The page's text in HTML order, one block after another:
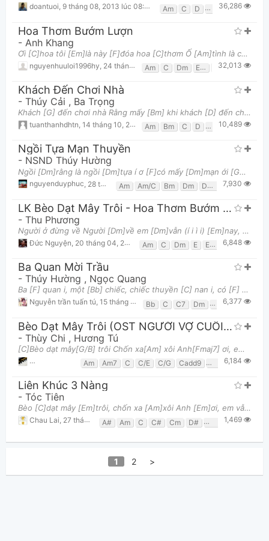
doantuoi, 9 tháng 08, 2013 lúc 08:00am Am C D G 36,286
Hoa Thơm Bướm Lượn
- Anh Khang
Ơi [C]hoa tôi [Em]là này [F]đóa hoa [C]thơm Ố [Am]tình là con bướm [G]lượn Ố [F]tình là con bướm [
nguyenhuuloi1996hy 24 tháng 02, 2017 lúc 07:04pm Am C Dm Em G
32,013
Khách Đến Chơi Nhà
- Thúy Cải , Ba Trọng
Khách [G] đến chơi nhà Rằng mấy [Bm] khi khách [D] đến chơi [G] nhà Hát lời rót [C] xuống chén trà m
tuanthanhdhtn 14 tháng 10, 2015 lúc 06:56pm Am Bm C D Em G
10,489
Ngồi Tựa Mạn Thuyền
- NSND Thúy Hường
Ngồi [Dm]rằng là ngồi [Dm]tựa í ơ [F]có mấy [Dm]mạn ới [Gm]ơ [Dm]thuyền là ngồi [F]tựa có a mạn [Dm
nguyenduyphuc 28 tháng 12, 2019 lúc 12:12am Am Am/C Bm Dm Dm7 Em7 F
7,930
LK Bèo Dạt Mây Trôi - Hoa Thơm Bướm Lượn - Người Ở Đừng Về
- Thu Phương
Người ở đừng về Người [Dm]về em [Dm]vẫn (í i ì i) [Em]nay, [F]Có mấy [Em]khóc i [Am]thầm [F]Đôi í
Đức Nguyện 20 tháng 04, 2019 lúc 07:25pm Am C Dm E Em F G
6,848
Ba Quan Mời Trầu
- Thúy Hường , Ngọc Quang
Ba [F] quan i, một [Bb] chiếc, chiếc thuyền [C] nan i, có [F] về là về với hội Có, có gái ngoan, gá
Nguyễn trần tuấn tú, 15 tháng 05, 2018 lúc 10:56pm Bb C C7 Dm F Gm
6,377
Bèo Dạt Mây Trôi (OST NGƯỜI VỢ CUỐI CÙNG)
- Thùy Chi , Hương Tú
[C]Bèo dạt mây[G/B] trôi Chốn xa[Am] xôi Anh[Fmaj7] ơi, em vẫn[C] đợi bèo[G] dạt [C]Mây[Em7] trôi
phamsangto2906, 13 tháng 12, 2023 lúc 08:56am
Am Am7 C C/E C/G Cadd9 Csus4 Dm7
6,184
Liên Khúc 3 Nàng
- Tóc Tiên
Bèo [C]dạt mây [Em]trôi, chốn xa [Am]xôi Anh [Em]ơi, em vẫn [Dm]đợi bèo [C]dạt, mây í i ì trôi Chi
Chau Lai, 27 tháng 10, 2024 lúc 08:47pm A# Am C C# Cm D# Dm Em F
1,469
1 2 >